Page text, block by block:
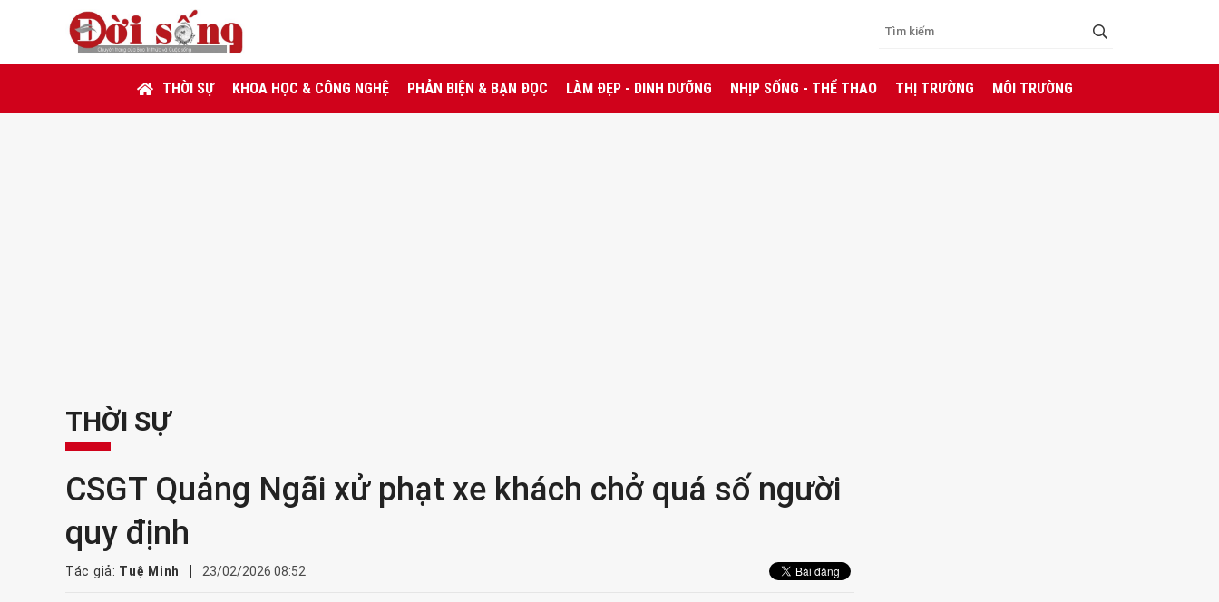
THỜI SỰ KHOA HỌC & CÔNG NGHỆ PHẢN BIỆN & BẠN ĐỌC LÀM ĐẸP - DINH DƯỠNG NHỊP SỐNG - THỂ THAO THỊ TRƯỜNG MÔI TRƯỜNG
THỜI SỰ
CSGT Quảng Ngãi xử phạt xe khách chở quá số người
quy định
Tác giả: Tuệ Minh 23/02/2026 08:52